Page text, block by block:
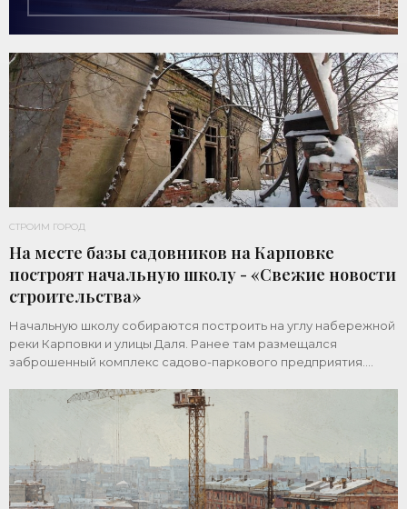
СТРОИМ ГОРОД
На месте базы садовников на Карповке
построят начальную школу - «Свежие новости
строительства»
Начальную школу собираются построить на углу набережной
реки Карповки и улицы Даля. Ранее там размещался
заброшенный комплекс садово-паркового предприятия.